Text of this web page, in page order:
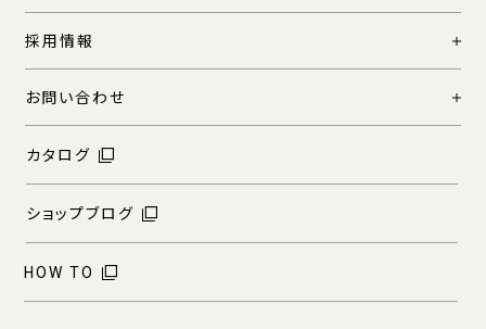
採用情報
お問い合わせ
カタログ
ショップブログ
HOW TO